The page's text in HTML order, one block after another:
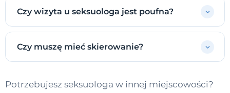
Czy wizyta u seksuologa jest poufna?
Czy muszę mieć skierowanie?
Potrzebujesz seksuologa w innej miejscowości?